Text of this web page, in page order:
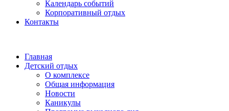
Календарь событий
Корпоративный отдых
Контакты
Главная
Детский отдых
О комплексе
Общая информация
Новости
Каникулы